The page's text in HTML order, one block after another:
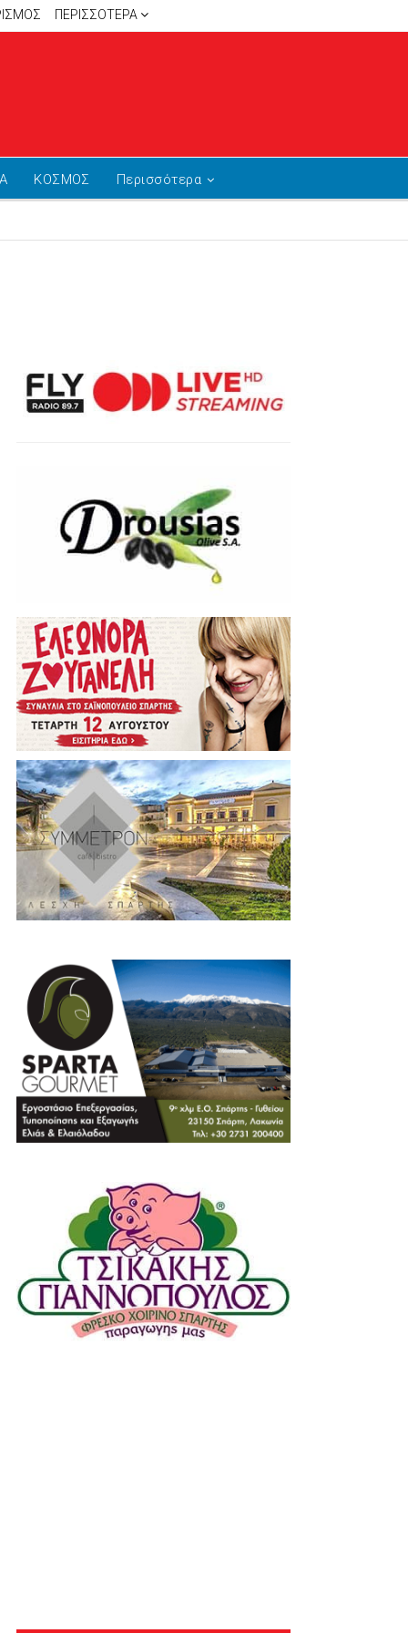
ΠΕΡΙΣΣΌΤΕΡΑ
ΚΟΣΜΟΣ Περισσότερα